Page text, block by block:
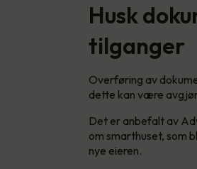
Husk
tilganger
Overføring av
dette kan være
Det er anbefalt av
om smarthuset, som
nye eieren.